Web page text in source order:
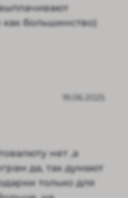
большинство)
19.06.2025
нет ,а
да, так думают
только для